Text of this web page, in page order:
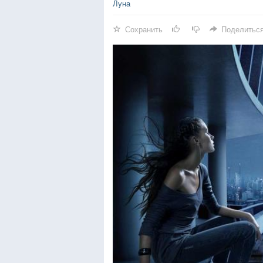
Луна
Сохранить